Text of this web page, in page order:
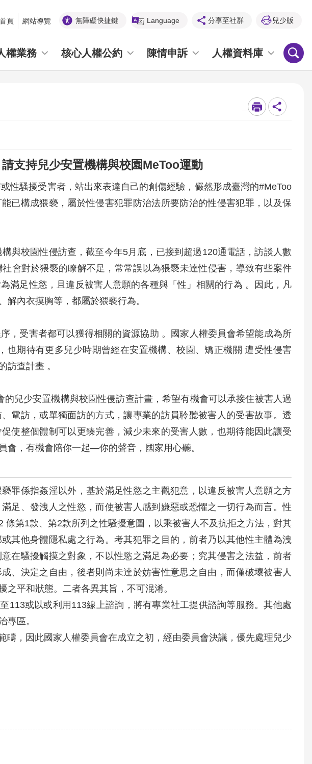
頁 網站導覽 無障礙快捷鍵 Language 分享至社群 兒少版
權業務 核心人權公約 陳情申訴 人權資料庫
支持兒少安置機構與校園MeToo運動
性騷擾受害者，站出來表達自己的創傷經驗，儼然形成臺灣的#MeToo
已構成猥褻，屬於性侵害犯罪防治法所要防治的性侵害犯罪，以及保
與校園性侵訪查，截至今年5月底，已接到超過120通電話，訪談人數
會對於猥褻的瞭解不足，常常誤以為猥褻未達性侵害，導致有些案件
滿足性慾，且違反被害人意願的各種與「性」相關的行為 。因此，凡
內衣摸胸等，都屬於猥褻行為。
，受害者都可以獲得相關的資源協助 。國家人權委員會希望能成為所
也期待有更多兒少時期曾經在安置機構、校園、矯正機關 遭受性侵害
訪查計畫 。
兒少安置機構與校園性侵訪查計畫，希望有機會可以承接住被害人過
電訪，或單獨面訪的方式，讓專業的訪員聆聽被害人的受害故事。透
使整個體制可以更臻完善，減少未來的受害人數，也期待能因此讓受
會，有機會陪你一起—你的聲音，國家用心聽。
罪係指姦淫以外，基於滿足性慾之主觀犯意，以違反被害人意願之方
足、發洩人之性慾，而使被害人感到嫌惡或恐懼之一切行為而言。性
第1款、第2款所列之性騷擾意圖，以乘被害人不及抗拒之方法，對其
其他身體隱私處之行為。考其犯罪之目的，前者乃以其他性主體為洩
在騷擾觸摸之對象，不以性慾之滿足為必要；究其侵害之法益，前者
、決定之自由，後者則尚未達於妨害性意思之自由，而僅破壞被害人
平和狀態。二者各異其旨，不可混淆。
113或以或利用113線上諮詢，將有專業社工提供諮詢等服務。其他處
專區。
疇，因此國家人權委員會在成立之初，經由委員會決議，優先處理兒少